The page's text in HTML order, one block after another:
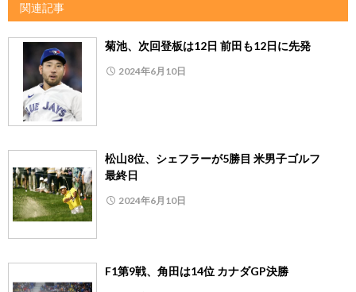
関連記事
菊池、次回登板は12日 前田も12日に先発
2024年6月10日
松山8位、シェフラーが5勝目 米男子ゴルフ
最終日
2024年6月10日
F1第9戦、角田は14位 カナダGP決勝